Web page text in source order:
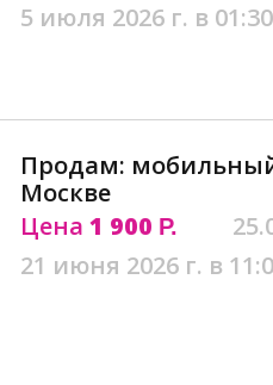
5 июля 2026 г. в 01:30
Продам:
Москве
Цена 1 900 Р.
21 июня 2026 г. в